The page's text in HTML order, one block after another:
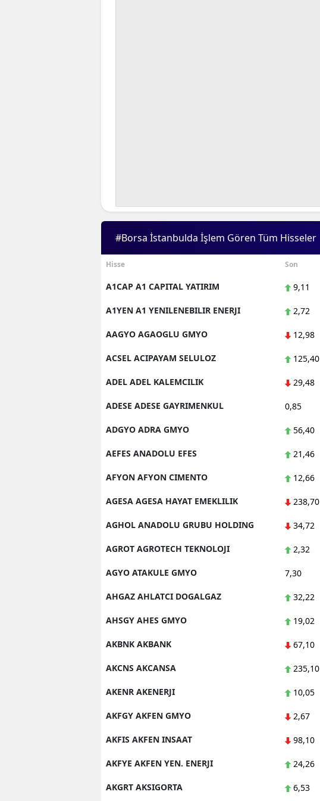
#Borsa İstanbulda İşlem Gören Tüm Hisseler
Hisse Son
A1CAP A1 CAPITAL YATIRIM 9,11
A1YEN A1 YENILENEBILIR ENERJI 2,72
AAGYO AGAOGLU GMYO 12,98
ACSEL ACIPAYAM SELULOZ 125,40
ADEL ADEL KALEMCILIK 29,48
ADESE ADESE GAYRIMENKUL 0,85
ADGYO ADRA GMYO 56,40
AEFES ANADOLU EFES 21,46
AFYON AFYON CIMENTO 12,66
AGESA AGESA HAYAT EMEKLILIK 238,70
AGHOL ANADOLU GRUBU HOLDING 34,72
AGROT AGROTECH TEKNOLOJI 2,32
AGYO ATAKULE GMYO 7,30
AHGAZ AHLATCI DOGALGAZ 32,22
AHSGY AHES GMYO 19,02
AKBNK AKBANK 67,10
AKCNS AKCANSA 235,10
AKENR AKENERJI 10,05
AKFGY AKFEN GMYO 2,67
AKFIS AKFEN INSAAT 98,10
AKFYE AKFEN YEN. ENERJI 24,26
AKGRT AKSIGORTA 6,53